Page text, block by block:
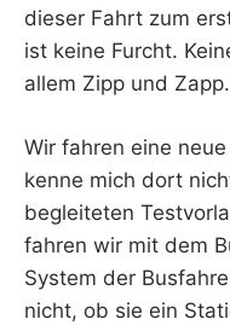
dieser Fahrt zum
ist keine Furcht.
allem Zipp und Zapp.
Wir fahren eine
kenne mich dort
begleiteten
fahren wir mit dem
System der
nicht, ob sie ein